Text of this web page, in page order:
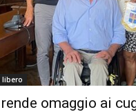
libero
omaggio ai